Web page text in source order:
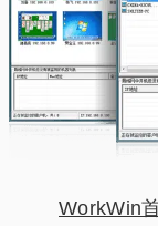
WorkWin